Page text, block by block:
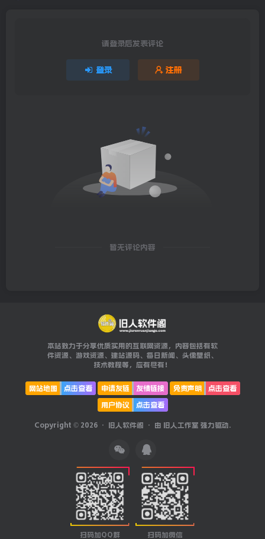
请登录后发表评论
登录 注册
暂无评论内容
本站致力于分享优质实用的互联网资源，内容包括有软
件资源、游戏资源、建站源码、每日新闻、头像壁纸、
技术教程等，应有尽有！
网站地图 点击查看 申请友链 友情链接 免责声明
点击查看
用户协议
点击查看
Copyright © 2026 · 旧人软件阁 · 由 旧人工作室 强力驱动.
扫码加QQ群 扫码加微信